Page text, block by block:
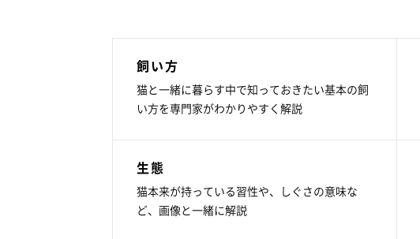
飼い方
猫と一緒に暮らす中で知っておきたい基本の飼
い方を専門家がわかりやすく解説
生態
猫本来が持っている習性や、しぐさの意味な
ど、画像と一緒に解説